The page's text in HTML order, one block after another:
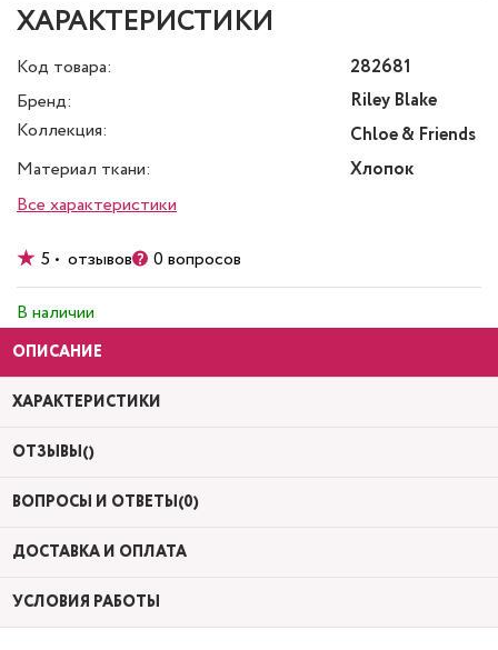
ХАРАКТЕРИСТИКИ
Код товара:
282681
Бренд:
Riley Blake
Коллекция:
Chloe & Friends
Материал ткани:
Хлопок
Все характеристики
5 • отзывов 0 вопросов
В наличии
ОПИСАНИЕ
ХАРАКТЕРИСТИКИ
ОТЗЫВЫ()
ВОПРОСЫ И ОТВЕТЫ(0)
ДОСТАВКА И ОПЛАТА
УСЛОВИЯ РАБОТЫ